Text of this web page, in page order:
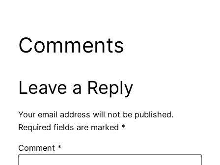
Comments
Leave a Reply
Your email address will not be published.
Required fields are marked *
Comment *